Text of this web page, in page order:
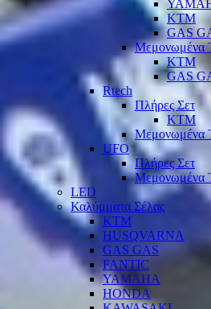
KTM
GAS
Μεμονωμένα
KTM
GAS
Rtech
Πλήρες Σετ
KTM
Μεμονωμένα
UFO
Πλήρες Σετ
Μεμονωμένα
LED
Καλύμματα Σέλας
KTM
HUSQVARNA
GAS GAS
FANTIC
YAMAHA
HONDA